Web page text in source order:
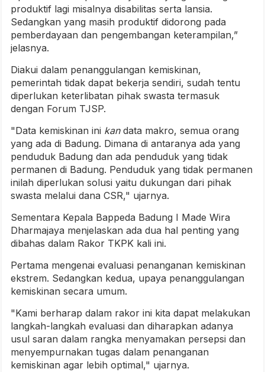
produktif lagi misalnya disabilitas serta lansia.
Sedangkan yang masih produktif didorong pada
pemberdayaan dan pengembangan keterampilan,”
jelasnya.
Diakui dalam penanggulangan kemiskinan,
pemerintah tidak dapat bekerja sendiri, sudah tentu
diperlukan keterlibatan pihak swasta termasuk
dengan Forum TJSP.
"Data kemiskinan ini kandata makro, semua orang
yang ada di Badung. Dimana di antaranya ada yang
penduduk Badung dan ada penduduk yang tidak
permanen di Badung. Penduduk yang tidak permanen
inilah diperlukan solusi yaitu dukungan dari pihak
swasta melalui dana CSR," ujarnya.
Sementara Kepala Bappeda Badung I Made Wira
Dharmajaya menjelaskan ada dua hal penting yang
dibahas dalam Rakor TKPK kali ini.
Pertama mengenai evaluasi penanganan kemiskinan
ekstrem. Sedangkan kedua, upaya penanggulangan
kemiskinan secara umum.
"Kami berharap dalam rakor ini kita dapat melakukan
langkah-langkah evaluasi dan diharapkan adanya
usul saran dalam rangka menyamakan persepsi dan
menyempurnakan tugas dalam penanganan
kemiskinan agar lebih optimal," ujarnya.